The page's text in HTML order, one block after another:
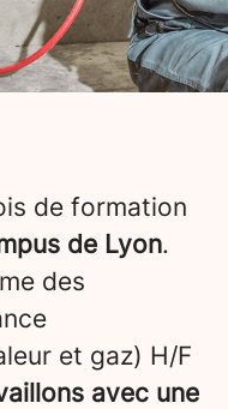
de formation
de Lyon.
des
et gaz) H/F
avec une